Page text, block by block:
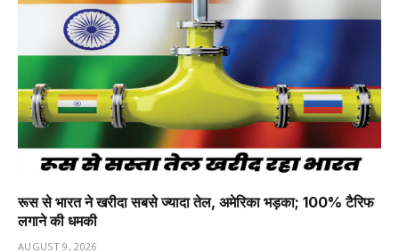
रूस से भारत ने खरीदा सबसे ज्यादा तेल, अमेरिका भड़का; 100% टैरिफ
लगाने की धमकी
AUGUST 9, 2026